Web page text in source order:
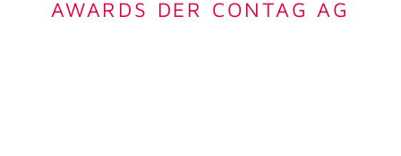
AWARDS DER CONTAG AG